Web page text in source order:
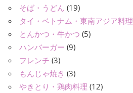
そば・うどん (19)
タイ・ベトナム・東南アジア料理
とんかつ・牛かつ (5)
ハンバーガー (9)
フレンチ (3)
もんじゃ焼き (3)
やきとり・鶏肉料理 (12)